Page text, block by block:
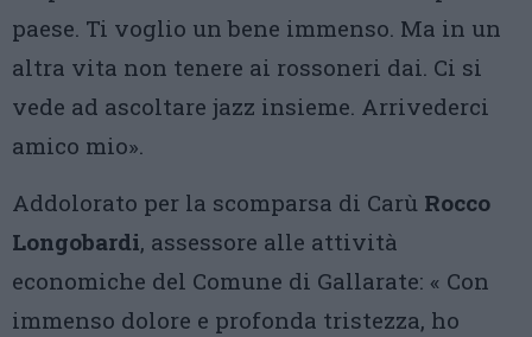
paese. Ti voglio un bene immenso. Ma in un
altra vita non tenere ai rossoneri dai. Ci si
vede ad ascoltare jazz insieme. Arrivederci
amico mio».
Addolorato per la scomparsa di Carù Rocco
Longobardi, assessore alle attività
economiche del Comune di Gallarate: « Con
immenso dolore e profonda tristezza, ho